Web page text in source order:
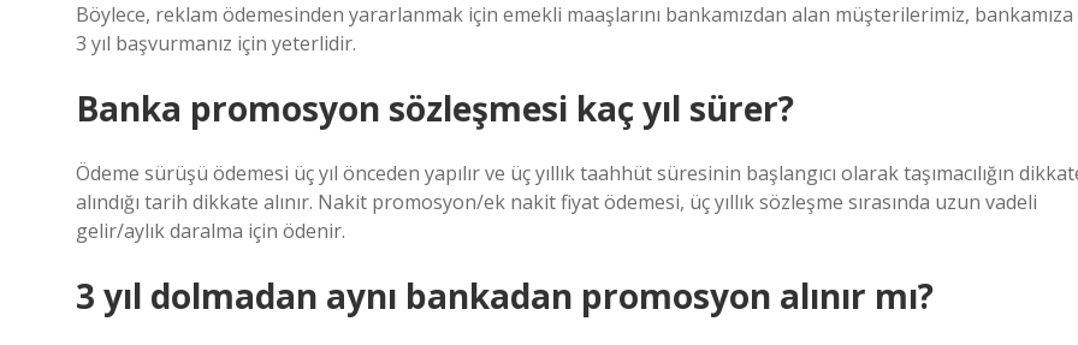
Böylece, reklam ödemesinden yararlanmak için emekli maaşlarını bankamızdan alan müşterilerimiz, bankamıza
3 yıl başvurmanız için yeterlidir.
Banka promosyon sözleşmesi kaç yıl sürer?
Ödeme sürüşü ödemesi üç yıl önceden yapılır ve üç yıllık taahhüt süresinin başlangıcı olarak taşımacılığın
alındığı tarih dikkate alınır. Nakit promosyon/ek nakit fiyat ödemesi, üç yıllık sözleşme sırasında uzun vadeli
gelir/aylık daralma için ödenir.
3 yıl dolmadan aynı bankadan promosyon alınır mı?